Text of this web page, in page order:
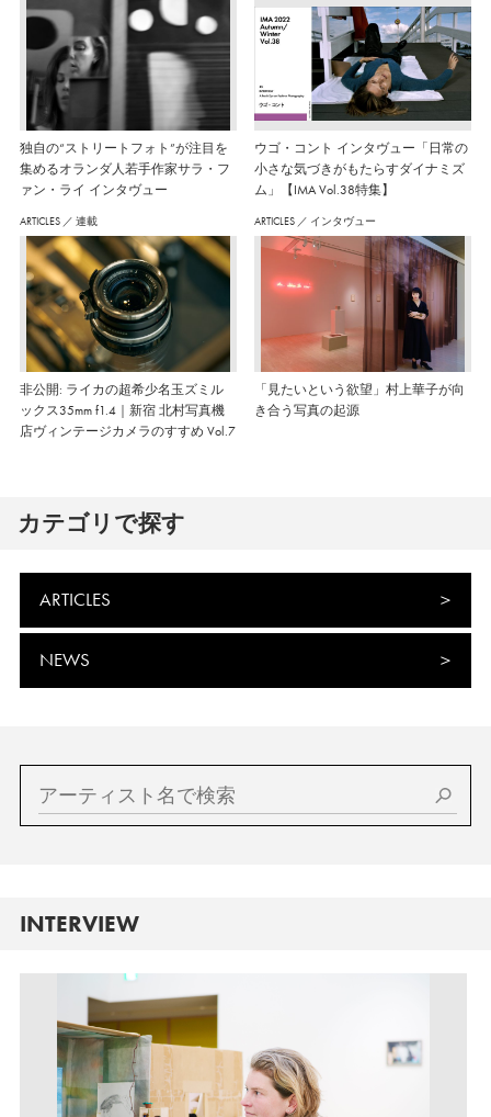
独自の“ストリートフォト”が注目を
集めるオランダ人若手作家サラ・フ
ァン・ライ インタヴュー
ウゴ・コント インタヴュー「日常の
小さな気づきがもたらすダイナミズ
ム」【IMA Vol.38特集】
ARTICLES ／ 連載
非公開: ライカの超希少名玉ズミル
ックス35mm f1.4｜新宿 北村写真機
店ヴィンテージカメラのすすめ Vol.7
ARTICLES ／ インタヴュー
「見たいという欲望」村上華子が向
き合う写真の起源
カテゴリで探す
ARTICLES
NEWS
INTERVIEW